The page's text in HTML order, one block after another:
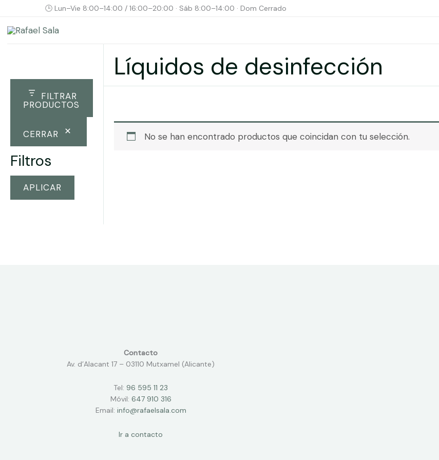
🕒 Lun–Vie 8:00–14:00 / 16:00–20:00 · Sáb 8:00–14:00 · Dom Cerrado
FILTRAR
PRODUCTOS
CERRAR
Filtros
APLICAR
Líquidos de desinfección
No se han encontrado productos que coincidan con tu selección.
Contacto
Av. d’Alacant 17 – 03110 Mutxamel (Alicante)
Tel: 96 595 11 23
Móvil: 647 910 316
Email: info@rafaelsala.com
Ir a contacto